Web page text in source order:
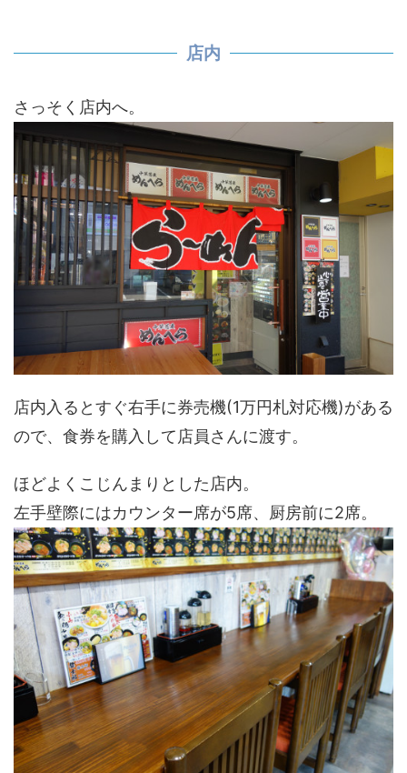
店内
さっそく店内へ。
店内入るとすぐ右手に券売機(1万円札対応機)がある
ので、食券を購入して店員さんに渡す。
ほどよくこじんまりとした店内。
左手壁際にはカウンター席が5席、厨房前に2席。